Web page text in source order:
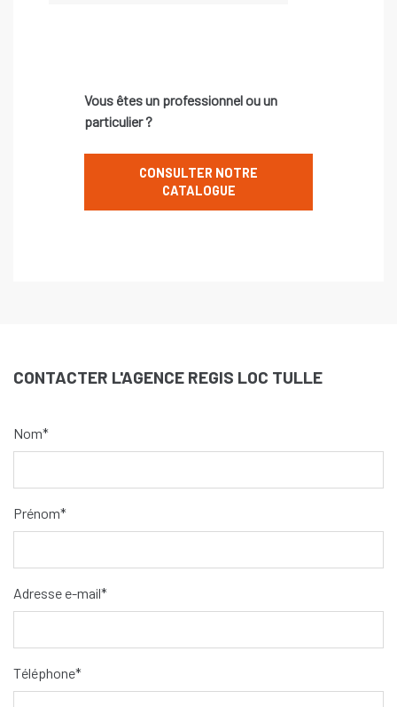
Vous êtes un professionnel ou un
particulier ?
CONSULTER NOTRE
CATALOGUE
CONTACTER L'AGENCE REGIS LOC TULLE
Nom*
Prénom*
Adresse e-mail*
Téléphone*